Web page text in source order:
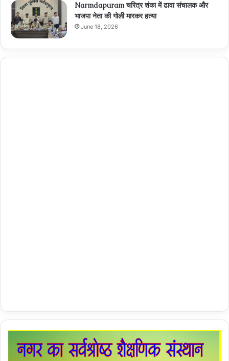
Narmdapuram चरित्र शंका में ढावा संचालक और
भाजपा नेता की गोली मारकर हत्या
June 18, 2026